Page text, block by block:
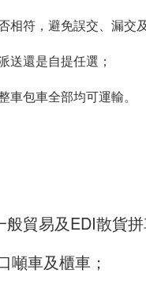
符，避免誤交、漏交
送還是自提任選；
包車全部均可運輸。
貿易及EDI散貨
噸車及櫃車；